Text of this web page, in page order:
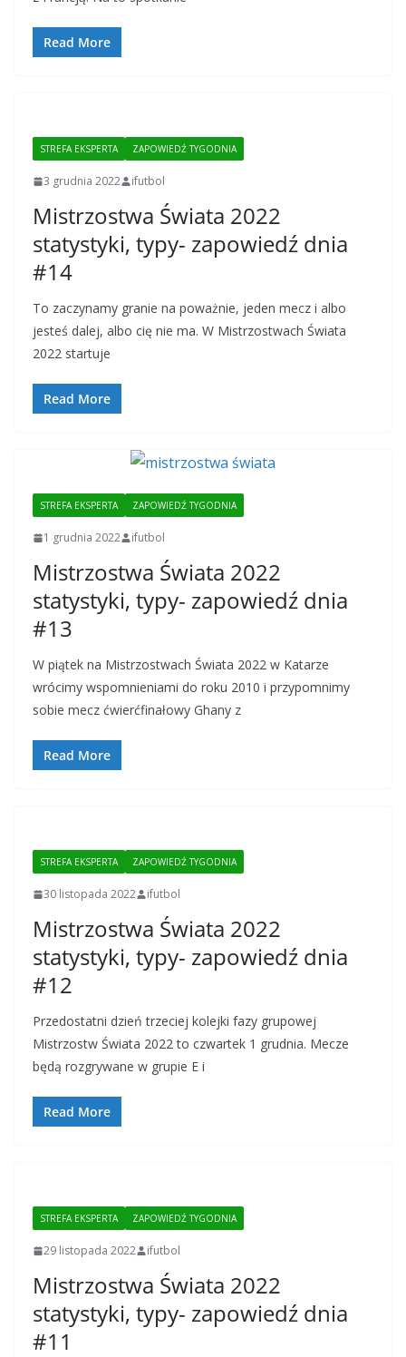
Read More
STREFA EKSPERTA ZAPOWIEDŹ TYGODNIA
3 grudnia 2022 ifutbol
Mistrzostwa Świata 2022
statystyki, typy- zapowiedź dnia
#14
To zaczynamy granie na poważnie, jeden mecz i albo
jesteś dalej, albo cię nie ma. W Mistrzostwach Świata
2022 startuje
Read More
STREFA EKSPERTA ZAPOWIEDŹ TYGODNIA
1 grudnia 2022 ifutbol
Mistrzostwa Świata 2022
statystyki, typy- zapowiedź dnia
#13
W piątek na Mistrzostwach Świata 2022 w Katarze
wrócimy wspomnieniami do roku 2010 i przypomnimy
sobie mecz ćwierćfinałowy Ghany z
Read More
STREFA EKSPERTA ZAPOWIEDŹ TYGODNIA
30 listopada 2022 ifutbol
Mistrzostwa Świata 2022
statystyki, typy- zapowiedź dnia
#12
Przedostatni dzień trzeciej kolejki fazy grupowej
Mistrzostw Świata 2022 to czwartek 1 grudnia. Mecze
będą rozgrywane w grupie E i
Read More
STREFA EKSPERTA ZAPOWIEDŹ TYGODNIA
29 listopada 2022 ifutbol
Mistrzostwa Świata 2022
statystyki, typy- zapowiedź dnia
#11